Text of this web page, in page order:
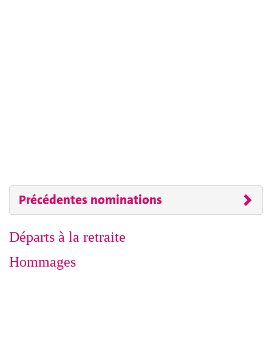
Précédentes nominations
Départs à la retraite
Hommages